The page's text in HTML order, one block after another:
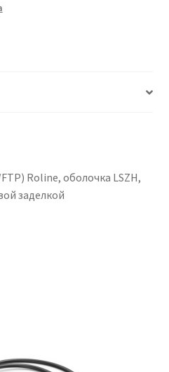
Roline, оболочка LSZH,
заделкой